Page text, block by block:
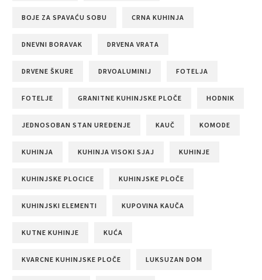
BOJE ZA SPAVAĆU SOBU CRNA KUHINJA
DNEVNI BORAVAK DRVENA VRATA
DRVENE ŠKURE DRVOALUMINIJ FOTELJA
FOTELJE GRANITNE KUHINJSKE PLOČE HODNIK
JEDNOSOBAN STAN UREĐENJE KAUČ KOMODE
KUHINJA KUHINJA VISOKI SJAJ KUHINJE
KUHINJSKE PLOCICE KUHINJSKE PLOČE
KUHINJSKI ELEMENTI KUPOVINA KAUČA
KUTNE KUHINJE KUĆA
KVARCNE KUHINJSKE PLOČE LUKSUZAN DOM